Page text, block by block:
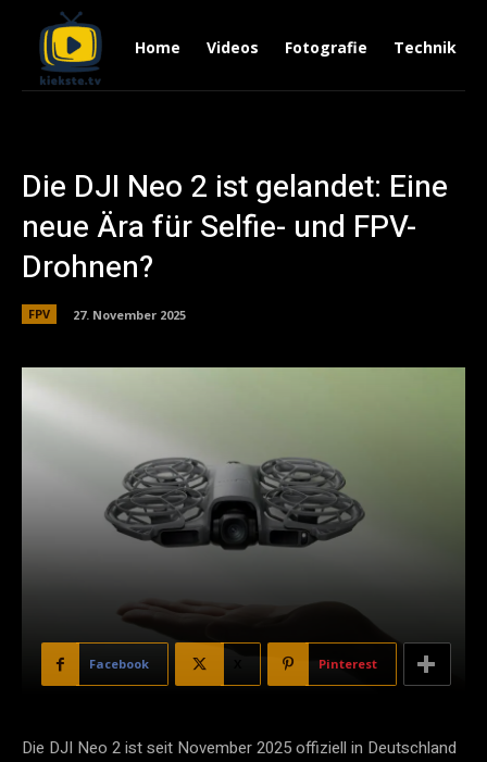
Home Videos Fotografie Technik
Die DJI Neo 2 ist gelandet: Eine
neue Ära für Selfie- und FPV-
Drohnen?
FPV 27. November 2025
Facebook Pinterest
Die DJI Neo 2 ist seit November 2025 offiziell in Deutschland